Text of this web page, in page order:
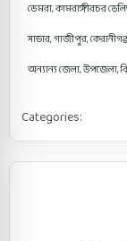
ডেমরা, কামরাঙ্গীরচর
সাভার, গাজীপুর,
অন্যান্য জেলা, উপজেলা,
Categories: